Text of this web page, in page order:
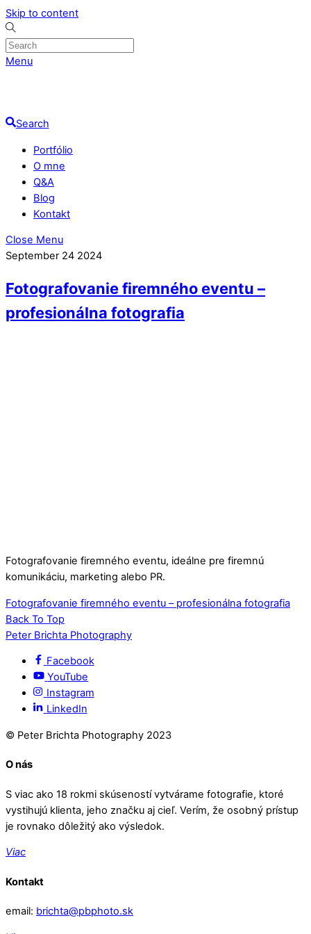
Skip to content
Menu
Search
Portfólio
O mne
Q&A
Blog
Kontakt
Close Menu
September 24 2024
Fotografovanie firemného eventu –
profesionálna fotografia
Fotografovanie firemného eventu, ideálne pre firemnú
komunikáciu, marketing alebo PR.
Fotografovanie firemného eventu – profesionálna fotografia
Back To Top
Peter Brichta Photography
Facebook
YouTube
Instagram
LinkedIn
© Peter Brichta Photography 2023
O nás
S viac ako 18 rokmi skúseností vytvárame fotografie, ktoré
vystihujú klienta, jeho značku aj cieľ. Verím, že osobný prístup
je rovnako dôležitý ako výsledok.
Viac
Kontakt
email: brichta@pbphoto.sk